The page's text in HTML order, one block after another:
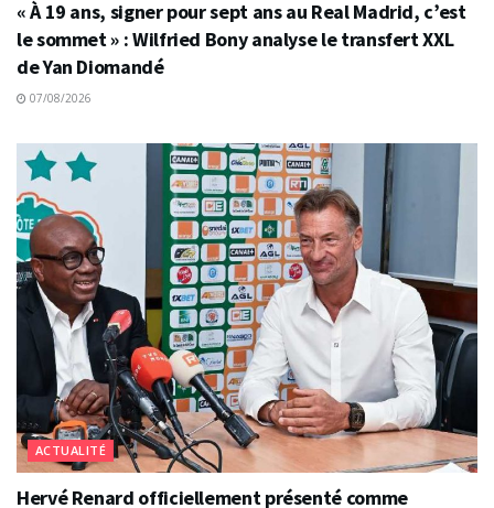
« À 19 ans, signer pour sept ans au Real Madrid, c’est
le sommet » : Wilfried Bony analyse le transfert XXL
de Yan Diomandé
07/08/2026
ACTUALITÉ
Hervé Renard officiellement présenté comme